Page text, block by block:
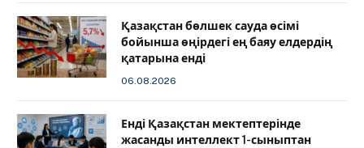
Қазақстан бөлшек сауда өсімі
бойынша өңірдегі ең баяу елдердің
қатарына енді
06.08.2026
️Енді Қазақстан мектептерінде
жасанды интеллект 1-сыныптан